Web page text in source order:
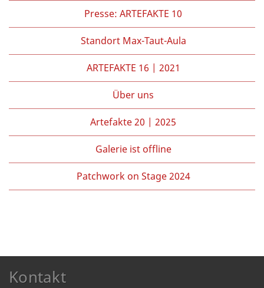
Presse: ARTEFAKTE 10
Standort Max-Taut-Aula
ARTEFAKTE 16 | 2021
Über uns
Artefakte 20 | 2025
Galerie ist offline
Patchwork on Stage 2024
Kontakt